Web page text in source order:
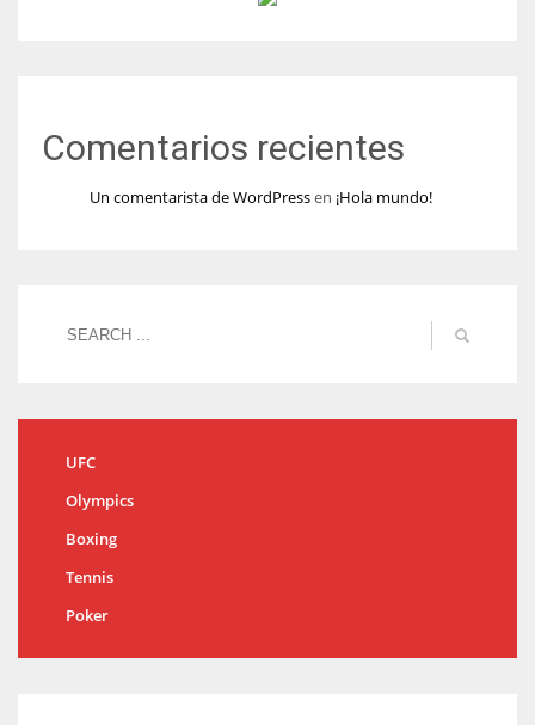
Comentarios recientes
Un comentarista de WordPressen ¡Hola mundo!
UFC
Olympics
Boxing
Tennis
Poker